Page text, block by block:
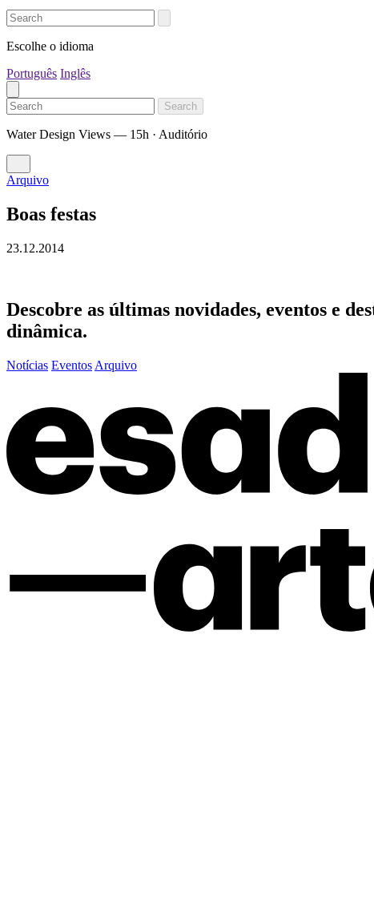
Escolhe o idioma
Português Inglês
Search
Water Design Views — 15h · Auditório
Arquivo
Boas festas
23.12.2014
Descobre as últimas novidades, eventos e
dinâmica.
Notícias Eventos Arquivo